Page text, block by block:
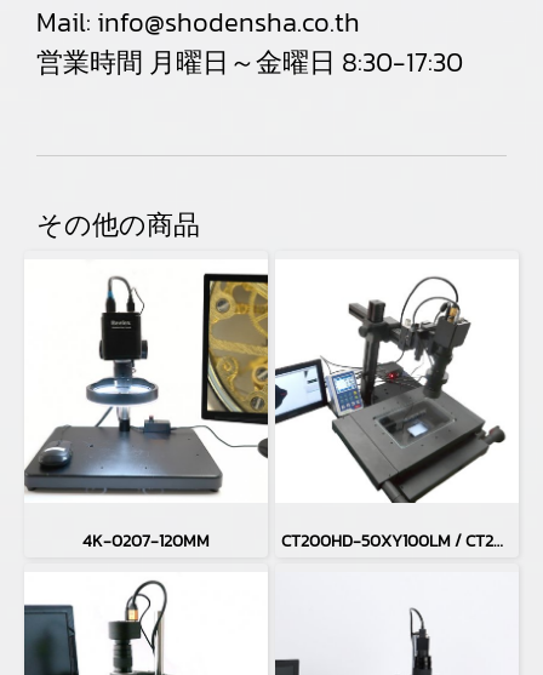
Mail: info@shodensha.co.th
営業時間 月曜日～金曜日 8:30-17:30
その他の商品
4K-0207-120MM CT200HD-50XY100LM / CT200HD-H50XY100LM